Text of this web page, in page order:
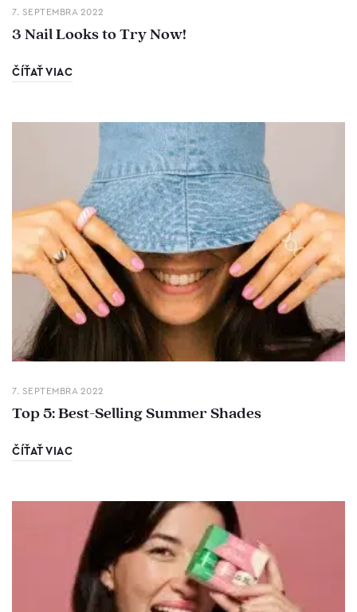
7. SEPTEMBRA 2022
3 Nail Looks to Try Now!
ČÍŤAŤ VIAC
7. SEPTEMBRA 2022
Top 5: Best-Selling Summer Shades
ČÍŤAŤ VIAC